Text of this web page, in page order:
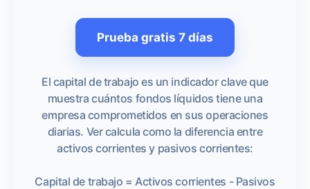
Prueba gratis 7 días
El capital de trabajo es un indicador clave que
muestra cuántos fondos líquidos tiene una
empresa comprometidos en sus operaciones
diarias. Ver calcula como la diferencia entre
activos corrientes y pasivos corrientes:
Capital de trabajo = Activos corrientes - Pasivos